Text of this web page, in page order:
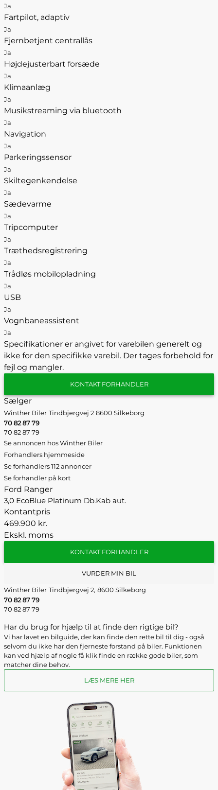
Ja
Fartpilot, adaptiv
Ja
Fjernbetjent centrallås
Ja
Højdejusterbart forsæde
Ja
Klimaanlæg
Ja
Musikstreaming via bluetooth
Ja
Navigation
Ja
Parkeringssensor
Ja
Skiltegenkendelse
Ja
Sædevarme
Ja
Tripcomputer
Ja
Træthedsregistrering
Ja
Trådløs mobilopladning
Ja
USB
Ja
Vognbaneassistent
Ja
Specifikationer er angivet for varebilen generelt og
ikke for den specifikke varebil. Der tages forbehold for
fejl og mangler.
KONTAKT FORHANDLER
Sælger
Winther Biler Tindbjergvej 2 8600 Silkeborg
70 82 87 79
70 82 87 79
Se annoncen hos Winther Biler
Forhandlers hjemmeside
Se forhandlers 112 annoncer
Se forhandler på kort
Ford Ranger
3,0 EcoBlue Platinum Db.Kab aut.
Kontantpris
469.900 kr.
Ekskl. moms
KONTAKT FORHANDLER
VURDER MIN BIL
Winther Biler Tindbjergvej 2, 8600 Silkeborg
70 82 87 79
70 82 87 79
Har du brug for hjælp til at finde den rigtige bil?
Vi har lavet en bilguide, der kan finde den rette bil til dig - også
selvom du ikke har den fjerneste forstand på biler. Funktionen
kan ved hjælp af nogle få klik finde en række gode biler, som
matcher dine behov.
LÆS MERE HER